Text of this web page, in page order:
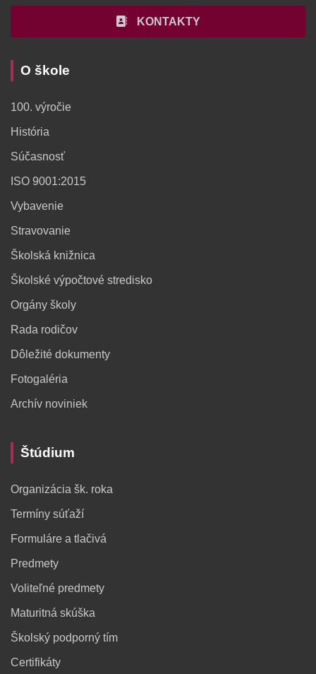
KONTAKTY
O škole
100. výročie
História
Súčasnosť
ISO 9001:2015
Vybavenie
Stravovanie
Školská knižnica
Školské výpočtové stredisko
Orgány školy
Rada rodičov
Dôležité dokumenty
Fotogaléria
Archív noviniek
Štúdium
Organizácia šk. roka
Termíny súťaží
Formuláre a tlačivá
Predmety
Voliteľné predmety
Maturitná skúška
Školský podporný tím
Certifikáty